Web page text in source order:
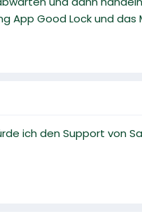
Good Lock und das
ich den Support von